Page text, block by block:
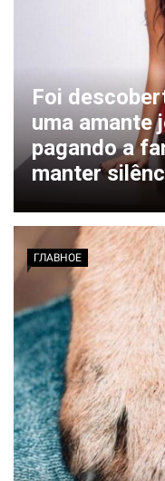
Foi
uma amante
pagando a
manter
ГЛАВНОЕ